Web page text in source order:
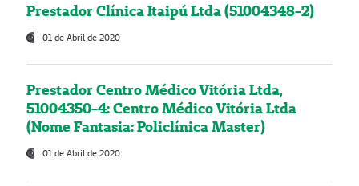
Prestador Clínica Itaipú Ltda (51004348-2)
01 de Abril de 2020
Prestador Centro Médico Vitória Ltda,
51004350-4: Centro Médico Vitória Ltda
(Nome Fantasia: Policlínica Master)
01 de Abril de 2020